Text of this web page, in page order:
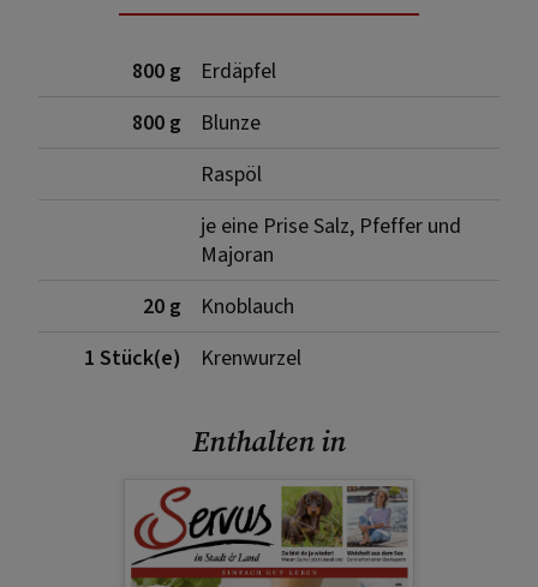
800 g
Erdäpfel
800 g
Blunze
Raspöl
je eine Prise Salz, Pfeffer und
Majoran
20 g
Knoblauch
1 Stück(e)
Krenwurzel
Enthalten in